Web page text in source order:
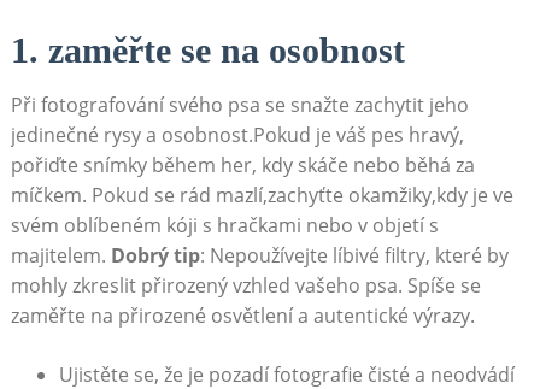
1. zaměřte se na ‍osobnost
Při fotografování svého psa se snažte zachytit jeho
jedinečné rysy a osobnost.Pokud ⁢je váš pes hravý,
pořiďte snímky během her, kdy skáče nebo běhá za
míčkem. Pokud se​ rád mazlí,zachyťte ‌okamžiky,kdy ‌je ve
svém oblíbeném kóji s hračkami nebo⁤ v objetí s
majitelem. Dobrý⁤ tip: Nepoužívejte líbivé filtry, které by
mohly zkreslit přirozený vzhled vašeho‍ psa. Spíše se
zaměřte⁣ na⁣ přirozené osvětlení a autentické výrazy.
Ujistěte se, že je pozadí fotografie čisté a neodvádí